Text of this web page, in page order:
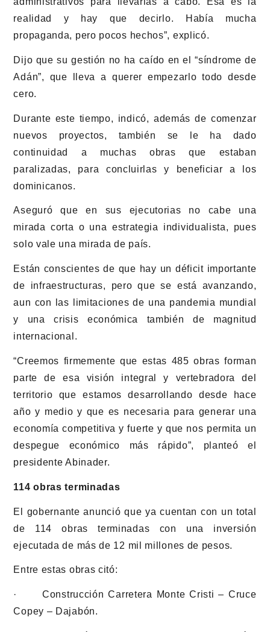
realidad y hay que decirlo. Había mucha
propaganda, pero pocos hechos”, explicó.
Dijo que su gestión no ha caído en el “síndrome de
Adán”, que lleva a querer empezarlo todo desde
cero.
Durante este tiempo, indicó, además de comenzar
nuevos proyectos, también se le ha dado
continuidad a muchas obras que estaban
paralizadas, para concluirlas y beneficiar a los
dominicanos.
Aseguró que en sus ejecutorias no cabe una
mirada corta o una estrategia individualista, pues
solo vale una mirada de país.
Están conscientes de que hay un déficit importante
de infraestructuras, pero que se está avanzando,
aun con las limitaciones de una pandemia mundial
y una crisis económica también de magnitud
internacional.
“Creemos firmemente que estas 485 obras forman
parte de esa visión integral y vertebradora del
territorio que estamos desarrollando desde hace
año y medio y que es necesaria para generar una
economía competitiva y fuerte y que nos permita un
despegue económico más rápido”, planteó el
presidente Abinader.
114 obras terminadas
El gobernante anunció que ya cuentan con un total
de 114 obras terminadas con una inversión
ejecutada de más de 12 mil millones de pesos.
Entre estas obras citó:
· Construcción Carretera Monte Cristi – Cruce
Copey – Dajabón.